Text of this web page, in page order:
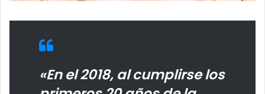
«En el 2018, al cumplirse los